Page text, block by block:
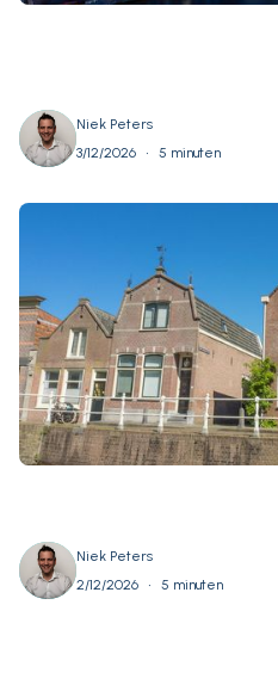
Niek Peters
3/12/2026
• 5 minuten
Niek Peters
2/12/2026
• 5 minuten